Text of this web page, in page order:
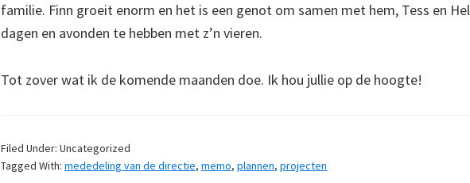
familie. Finn groeit enorm en het is een genot om samen met hem, Tess en
dagen en avonden te hebben met z’n vieren.
Tot zover wat ik de komende maanden doe. Ik hou jullie op de hoogte!
Filed Under: Uncategorized
Tagged With: mededeling van de directie, memo, plannen, projecten